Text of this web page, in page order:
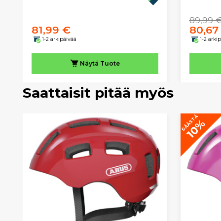
81,99 €
1-2 arkipäivää
Näytä Tuote
89,99
1-2
Saattaisit pitää myös
SÄÄSTÄ
10%